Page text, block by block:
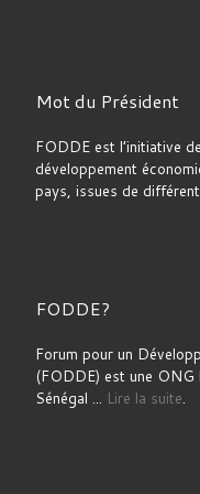
Mot du Président
FODDE est l’initiative
développement
pays, issues de
FODDE?
Forum pour un
(FODDE) est une ONG
Sénégal ...
Lire la suite